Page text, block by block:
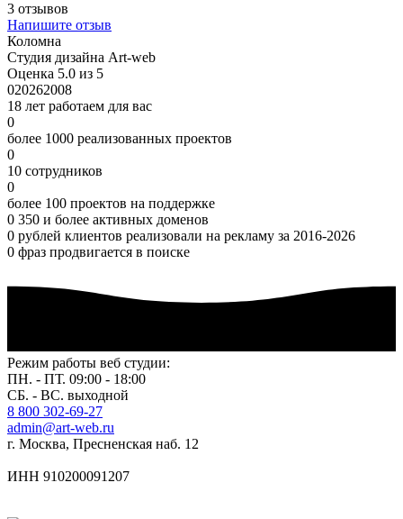
3 отзывов
Напишите отзыв
Коломна
Студия дизайна Art-web
Оценка 5.0 из 5
020262008
18 лет работаем для вас
0
более 1000 реализованных проектов
0
10 сотрудников
0
более 100 проектов на поддержке
0 350 и более активных доменов
0 рублей клиентов реализовали на рекламу за 2016-2026
0 фраз продвигается в поиске
Режим работы веб студии:
ПН. - ПТ. 09:00 - 18:00
СБ. - ВС. выходной
8 800 302-69-27
admin@art-web.ru
г. Москва, Пресненская наб. 12
ИНН 910200091207